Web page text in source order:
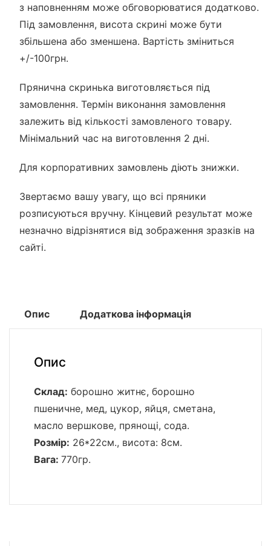
з наповненням може обговорюватися додатково.
Під замовлення, висота скрині може бути
збільшена або зменшена. Вартість зміниться
+/-100грн.
Прянична скринька виготовляється під
замовлення. Термін виконання замовлення
залежить від кількості замовленого товару.
Мінімальний час на виготовлення 2 дні.
Для корпоративних замовлень діють знижки.
Звертаємо вашу увагу, що всі пряники
розписуються вручну. Кінцевий результат може
незначно відрізнятися від зображення зразків на
сайті.
Опис Додаткова інформація
Опис
Склад: борошно житнє, борошно
пшеничне, мед, цукор, яйця, сметана,
масло вершкове, прянощі, сода.
Розмір: 26*22см., висота: 8см.
Вага: 770гр.